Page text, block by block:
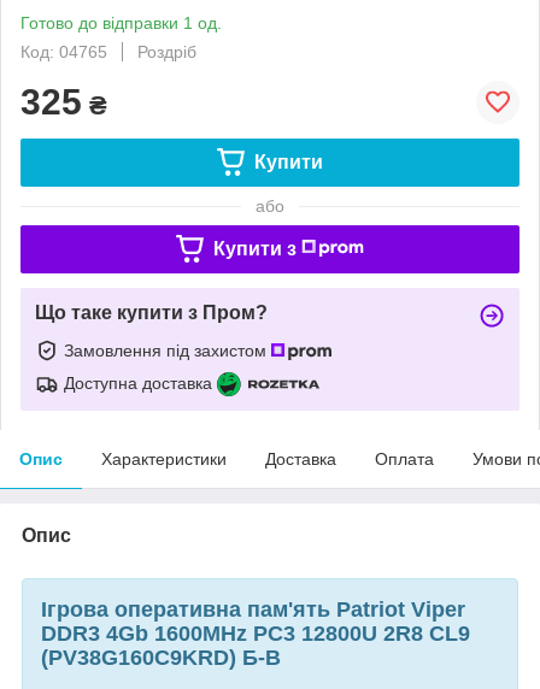
Готово до відправки 1 од.
Код: 04765
Роздріб
325 ₴
Купити
або
Купити з
Що таке купити з Пром?
Замовлення під захистом
Доступна доставка
Опис Характеристики Доставка Оплата Умови
Опис
Ігрова оперативна пам'ять Patriot Viper
DDR3 4Gb 1600MHz PC3 12800U 2R8 CL9
(PV38G160C9KRD) Б-В